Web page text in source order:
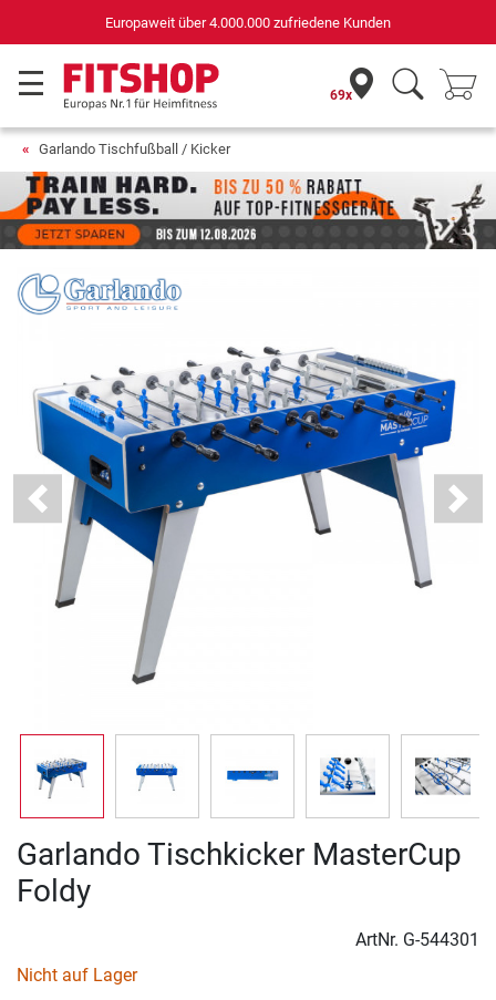
Europaweit über 4.000.000 zufriedene Kunden
69x
Garlando Tischfußball / Kicker
Previous Next
Garlando Tischkicker MasterCup
Foldy
ArtNr. G-544301
Nicht auf Lager